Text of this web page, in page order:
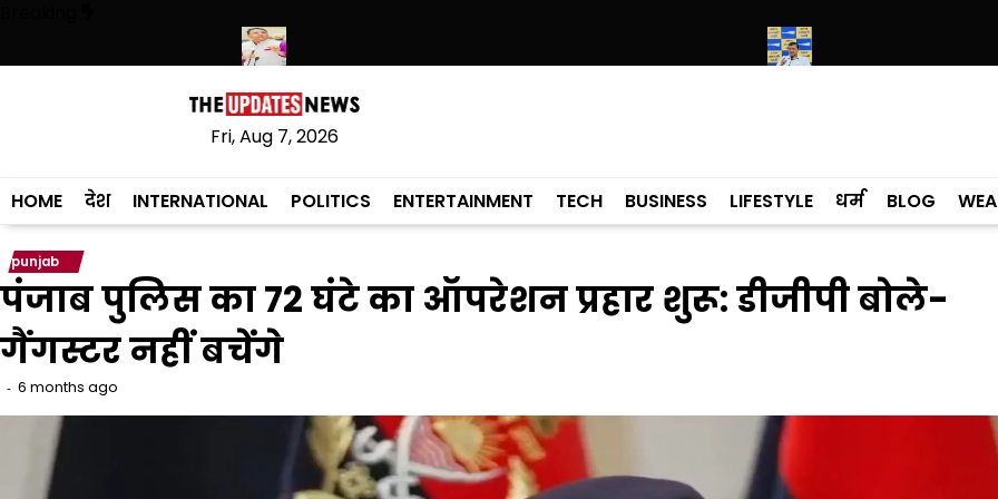
content
अमन अरोड़ा ने शाहकोट हलके में नौकरियों के मामले में कांग्रेसी विधायक लाडी को घेरा
Fri, Aug 7, 2026
HOME देश INTERNATIONAL POLITICS ENTERTAINMENT TECH BUSINESS LIFESTYLE धर्म BLOG
punjab
पंजाब पुलिस का 72 घंटे का ऑपरेशन प्रहार शुरू: डीजीपी बोले-
गैंगस्टर नहीं बचेंगे
6 months ago